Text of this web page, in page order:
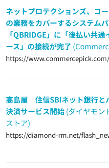
ネットプロテクションズ、コ
の業務をカバーするシステム
「QBRIDGE」に「後払い共通
ース」の接続が完了
https://
高島屋 住信SBIネット銀行と
決済サービス開始(ダイヤモン
ストア)
https://diamond-rm.net/